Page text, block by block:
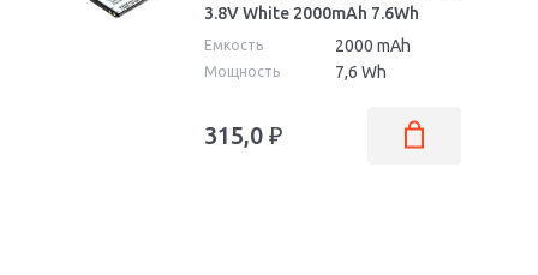
3.8V White 2000mAh 7.6Wh
Емкость 2000 mAh
Мощность 7,6 Wh
315,0 ₽